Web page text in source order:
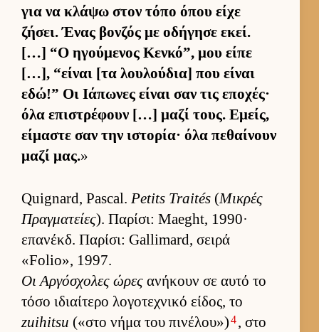
για να κλάψω στον τόπο όπου είχε
ζήσει. Ένας βον­ζός με οδήγησε εκεί.
[…] “Ο ηγού­μενος Κεν­κό”, μου είπε
[…], “εί­ναι [τα λου­λού­δια] που εί­ναι
εδώ!” Οι Ιάπωνες εί­ναι σαν τις εποχές·
όλα επιστρέφουν […] μαζί τους. Εμείς,
εί­μαστε σαν την ιστορία· όλα πεθαί­νουν
μαζί μας.»
Quignard, Pascal. Petits Traités (Μικρές
Πραγ­ματείες). Παρίσι: Maeght, 1990·
επανέκδ. Παρίσι: Gallimard, σειρά
«Folio», 1997.
Οι Αρ­γόσχολες ώρες ανήκουν σε αυτό το
τόσο ιδιαί­τερο λογοτεχνικό εί­δος, το
zuihitsu («στο νήμα του πινέλου»)4, στο